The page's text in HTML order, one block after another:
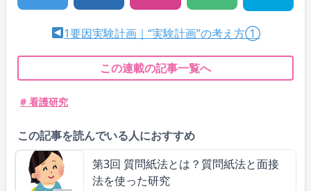
1要因実験計画｜“実験計画”の考え方①
この連載の記事一覧へ
# 看護研究
この記事を読んでいる人におすすめ
第3回 質問紙法とは？質問紙法と面接
法を使った研究